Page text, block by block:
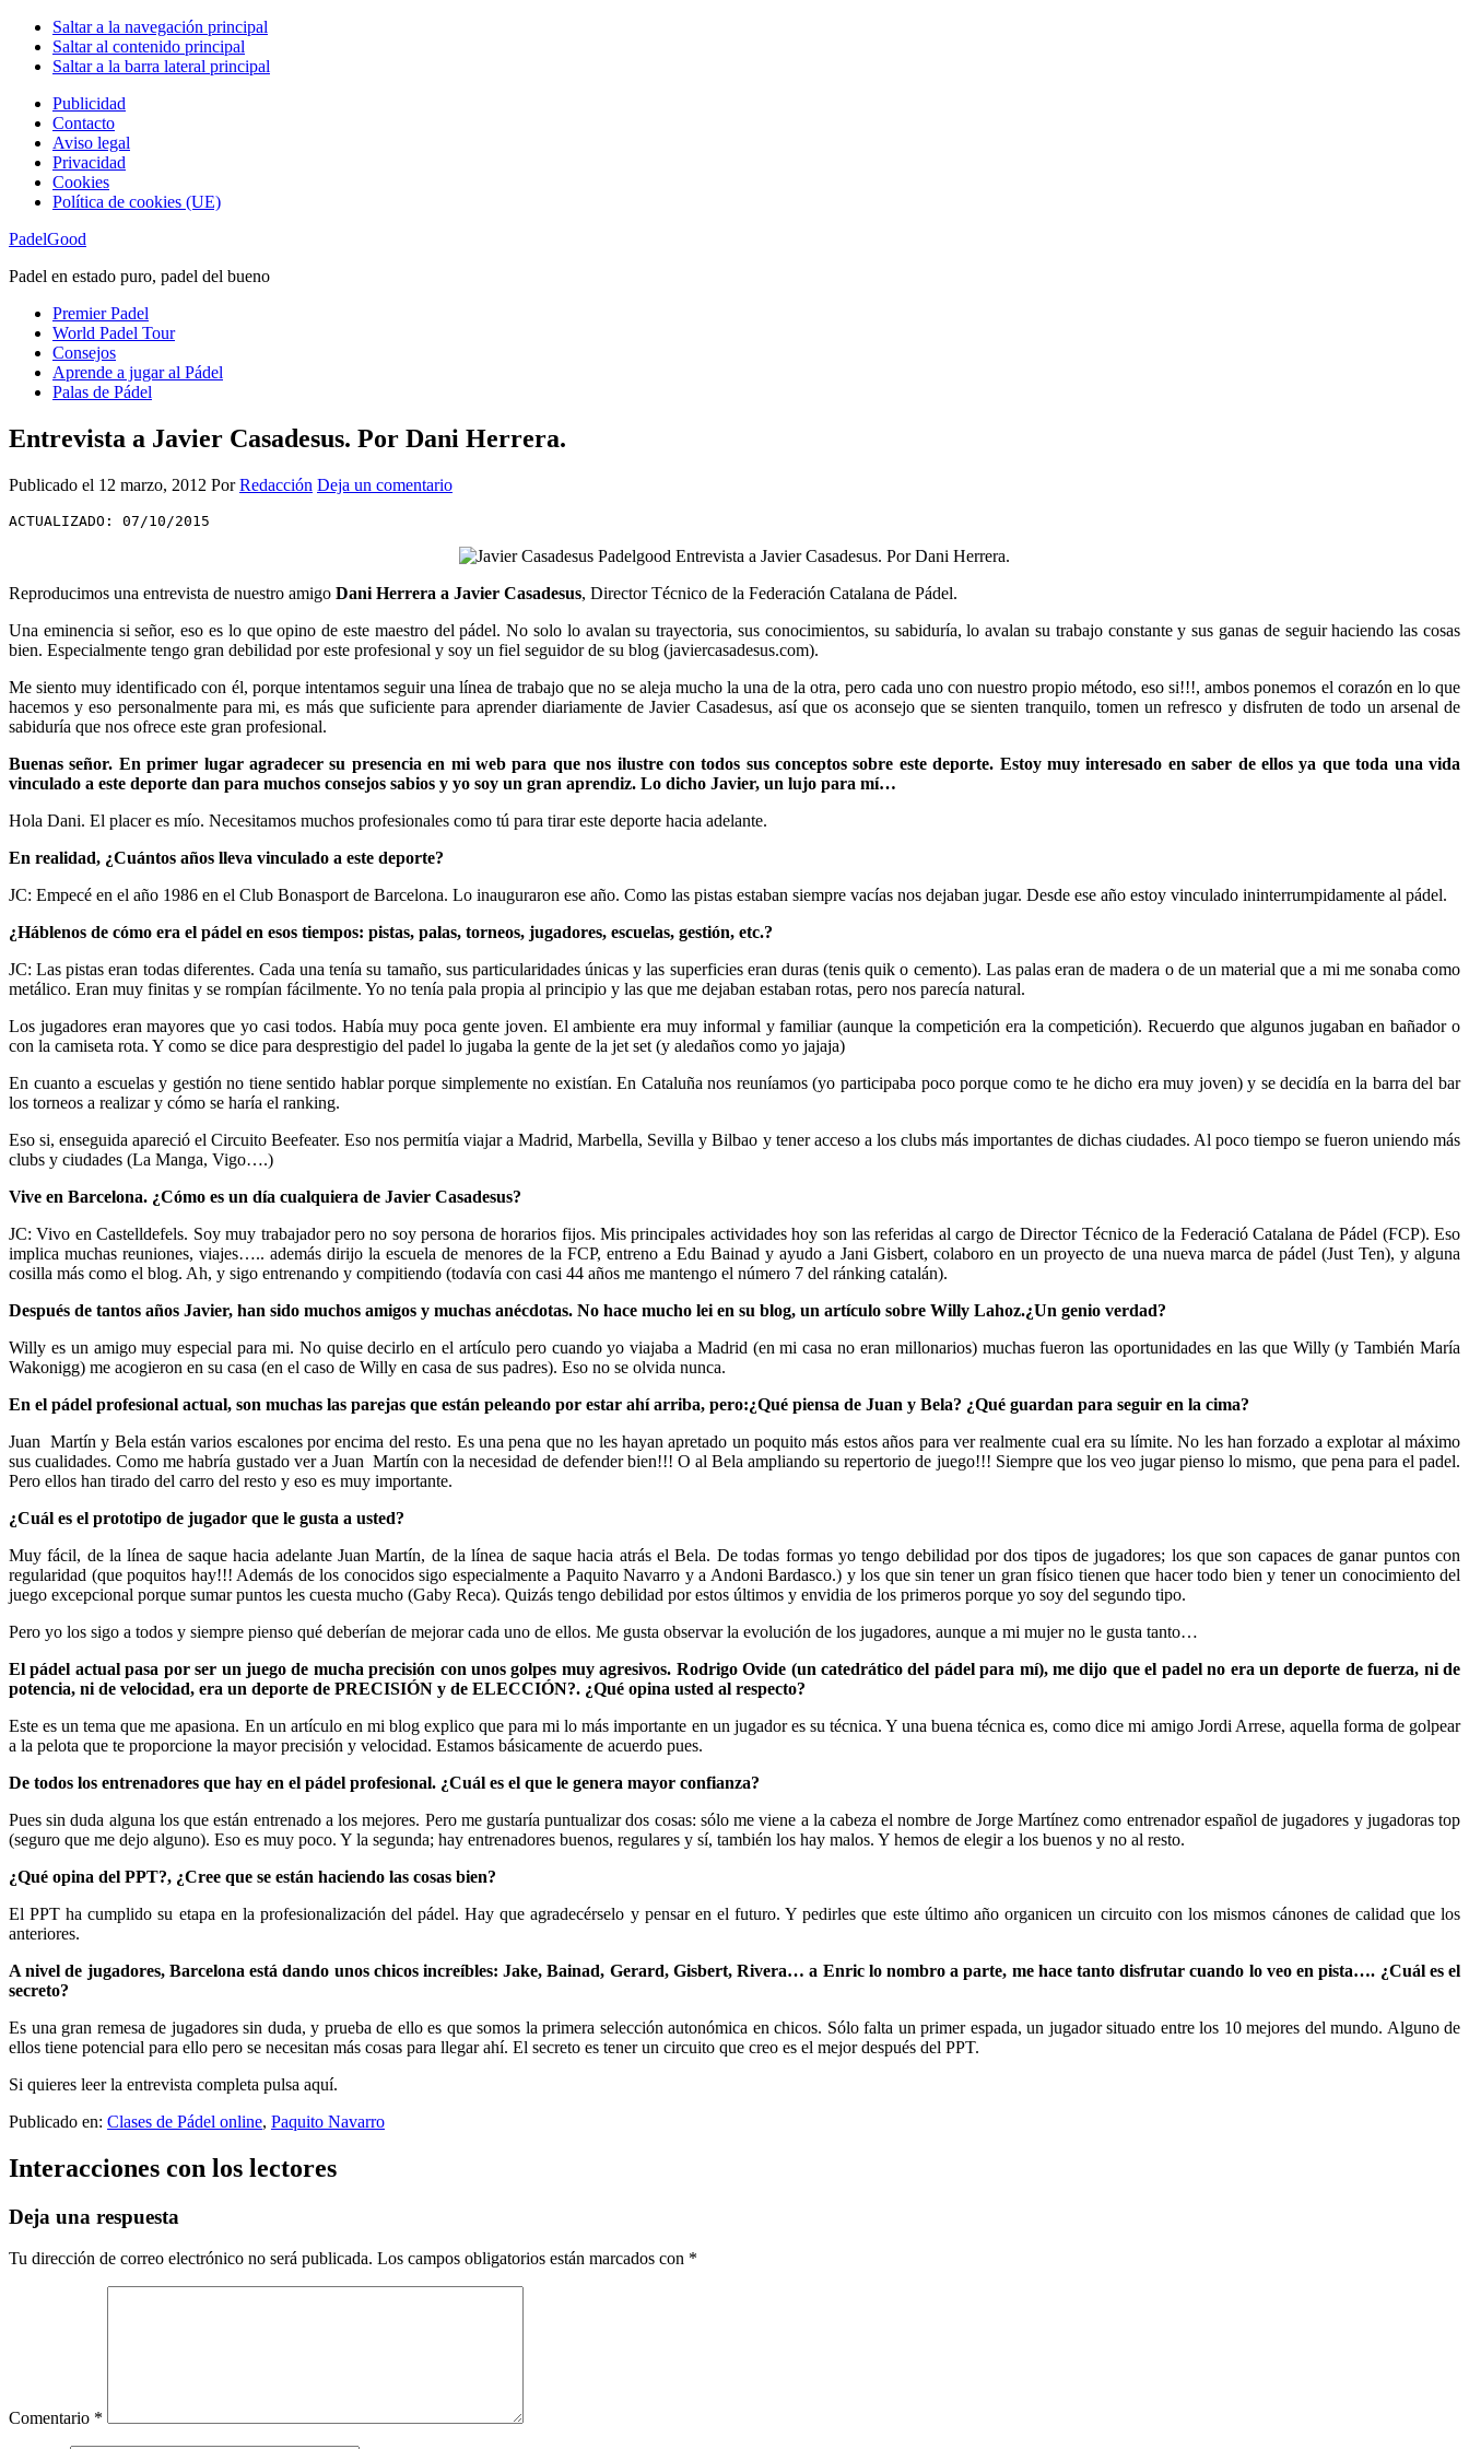
Saltar a la navegación principal
Saltar al contenido principal
Saltar a la barra lateral principal
Publicidad
Contacto
Aviso legal
Privacidad
Cookies
Política de cookies (UE)
PadelGood
Padel en estado puro, padel del bueno
Premier Padel
World Padel Tour
Consejos
Aprende a jugar al Pádel
Palas de Pádel
Entrevista a Javier Casadesus. Por Dani Herrera.
Publicado el 12 marzo, 2012 PorRedacción Deja un comentario
ACTUALIZADO: 07/10/2015
Reproducimos una entrevista de nuestro amigo Dani Herrera a Javier Casadesus, Director Técnico de la Federación Catalana de Pádel.
Una eminencia si señor, eso es lo que opino de este maestro del pádel. No solo lo avalan su trayectoria, sus conocimientos, su sabiduría, lo avalan su trabajo constante y sus ganas de seguir haciendo las cosas
bien. Especialmente tengo gran debilidad por este profesional y soy un fiel seguidor de su blog (javiercasadesus.com).
Me siento muy identificado con él, porque intentamos seguir una línea de trabajo que no se aleja mucho la una de la otra, pero cada uno con nuestro propio método, eso si!!!, ambos ponemos el corazón en lo que
hacemos y eso personalmente para mi, es más que suficiente para aprender diariamente de Javier Casadesus, así que os aconsejo que se sienten tranquilo, tomen un refresco y disfruten de todo un arsenal de
sabiduría que nos ofrece este gran profesional.
Buenas señor. En primer lugar agradecer su presencia en mi web para que nos ilustre con todos sus conceptos sobre este deporte. Estoy muy interesado en saber de ellos ya que toda una vida
vinculado a este deporte dan para muchos consejos sabios y yo soy un gran aprendiz. Lo dicho Javier, un lujo para mí…
Hola Dani. El placer es mío. Necesitamos muchos profesionales como tú para tirar este deporte hacia adelante.
En realidad, ¿Cuántos años lleva vinculado a este deporte?
JC: Empecé en el año 1986 en el Club Bonasport de Barcelona. Lo inauguraron ese año. Como las pistas estaban siempre vacías nos dejaban jugar. Desde ese año estoy vinculado ininterrumpidamente al pádel.
¿Háblenos de cómo era el pádel en esos tiempos: pistas, palas, torneos, jugadores, escuelas, gestión, etc.?
JC: Las pistas eran todas diferentes. Cada una tenía su tamaño, sus particularidades únicas y las superficies eran duras (tenis quik o cemento). Las palas eran de madera o de un material que a mi me sonaba como
metálico. Eran muy finitas y se rompían fácilmente. Yo no tenía pala propia al principio y las que me dejaban estaban rotas, pero nos parecía natural.
Los jugadores eran mayores que yo casi todos. Había muy poca gente joven. El ambiente era muy informal y familiar (aunque la competición era la competición). Recuerdo que algunos jugaban en bañador o
con la camiseta rota. Y como se dice para desprestigio del padel lo jugaba la gente de la jet set (y aledaños como yo jajaja)
En cuanto a escuelas y gestión no tiene sentido hablar porque simplemente no existían. En Cataluña nos reuníamos (yo participaba poco porque como te he dicho era muy joven) y se decidía en la barra del bar
los torneos a realizar y cómo se haría el ranking.
Eso si, enseguida apareció el Circuito Beefeater. Eso nos permitía viajar a Madrid, Marbella, Sevilla y Bilbao y tener acceso a los clubs más importantes de dichas ciudades. Al poco tiempo se fueron uniendo más
clubs y ciudades (La Manga, Vigo….)
Vive en Barcelona. ¿Cómo es un día cualquiera de Javier Casadesus?
JC: Vivo en Castelldefels. Soy muy trabajador pero no soy persona de horarios fijos. Mis principales actividades hoy son las referidas al cargo de Director Técnico de la Federació Catalana de Pádel (FCP). Eso
implica muchas reuniones, viajes….. además dirijo la escuela de menores de la FCP, entreno a Edu Bainad y ayudo a Jani Gisbert, colaboro en un proyecto de una nueva marca de pádel (Just Ten), y alguna
cosilla más como el blog. Ah, y sigo entrenando y compitiendo (todavía con casi 44 años me mantengo el número 7 del ránking catalán).
Después de tantos años Javier, han sido muchos amigos y muchas anécdotas. No hace mucho lei en su blog, un artículo sobre Willy Lahoz.¿Un genio verdad?
Willy es un amigo muy especial para mi. No quise decirlo en el artículo pero cuando yo viajaba a Madrid (en mi casa no eran millonarios) muchas fueron las oportunidades en las que Willy (y También María
Wakonigg) me acogieron en su casa (en el caso de Willy en casa de sus padres). Eso no se olvida nunca.
En el pádel profesional actual, son muchas las parejas que están peleando por estar ahí arriba, pero:¿Qué piensa de Juan y Bela? ¿Qué guardan para seguir en la cima?
Juan Martín y Bela están varios escalones por encima del resto. Es una pena que no les hayan apretado un poquito más estos años para ver realmente cual era su límite. No les han forzado a explotar al máximo
sus cualidades. Como me habría gustado ver a Juan Martín con la necesidad de defender bien!!! O al Bela ampliando su repertorio de juego!!! Siempre que los veo jugar pienso lo mismo, que pena para el padel.
Pero ellos han tirado del carro del resto y eso es muy importante.
¿Cuál es el prototipo de jugador que le gusta a usted?
Muy fácil, de la línea de saque hacia adelante Juan Martín, de la línea de saque hacia atrás el Bela. De todas formas yo tengo debilidad por dos tipos de jugadores; los que son capaces de ganar puntos con
regularidad (que poquitos hay!!! Además de los conocidos sigo especialmente a Paquito Navarro y a Andoni Bardasco.) y los que sin tener un gran físico tienen que hacer todo bien y tener un conocimiento del
juego excepcional porque sumar puntos les cuesta mucho (Gaby Reca). Quizás tengo debilidad por estos últimos y envidia de los primeros porque yo soy del segundo tipo.
Pero yo los sigo a todos y siempre pienso qué deberían de mejorar cada uno de ellos. Me gusta observar la evolución de los jugadores, aunque a mi mujer no le gusta tanto…
El pádel actual pasa por ser un juego de mucha precisión con unos golpes muy agresivos. Rodrigo Ovide (un catedrático del pádel para mí), me dijo que el padel no era un deporte de fuerza, ni de
potencia, ni de velocidad, era un deporte de PRECISIÓN y de ELECCIÓN?. ¿Qué opina usted al respecto?
Este es un tema que me apasiona. En un artículo en mi blog explico que para mi lo más importante en un jugador es su técnica. Y una buena técnica es, como dice mi amigo Jordi Arrese, aquella forma de golpear
a la pelota que te proporcione la mayor precisión y velocidad. Estamos básicamente de acuerdo pues.
De todos los entrenadores que hay en el pádel profesional. ¿Cuál es el que le genera mayor confianza?
Pues sin duda alguna los que están entrenado a los mejores. Pero me gustaría puntualizar dos cosas: sólo me viene a la cabeza el nombre de Jorge Martínez como entrenador español de jugadores y jugadoras top
(seguro que me dejo alguno). Eso es muy poco. Y la segunda; hay entrenadores buenos, regulares y sí, también los hay malos. Y hemos de elegir a los buenos y no al resto.
¿Qué opina del PPT?, ¿Cree que se están haciendo las cosas bien?
El PPT ha cumplido su etapa en la profesionalización del pádel. Hay que agradecérselo y pensar en el futuro. Y pedirles que este último año organicen un circuito con los mismos cánones de calidad que los
anteriores.
A nivel de jugadores, Barcelona está dando unos chicos increíbles: Jake, Bainad, Gerard, Gisbert, Rivera… a Enric lo nombro a parte, me hace tanto disfrutar cuando lo veo en pista…. ¿Cuál es el
secreto?
Es una gran remesa de jugadores sin duda, y prueba de ello es que somos la primera selección autonómica en chicos. Sólo falta un primer espada, un jugador situado entre los 10 mejores del mundo. Alguno de
ellos tiene potencial para ello pero se necesitan más cosas para llegar ahí. El secreto es tener un circuito que creo es el mejor después del PPT.
Si quieres leer la entrevista completa pulsa aquí.
Publicado en: Clases de Pádel online, Paquito Navarro
Interacciones con los lectores
Deja una respuesta
Tu dirección de correo electrónico no será publicada. Los campos obligatorios están marcados con *
Comentario *